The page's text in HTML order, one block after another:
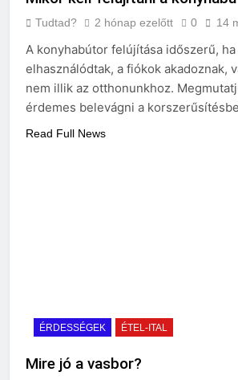
Tudtad? 2 hónap ezelőtt 0 14
A konyhabútor felújítása időszerű,
elhasználódtak, a fiókok akadoznak,
nem illik az otthonunkhoz.
érdemes belevágni a
Read Full News
ÉRDESSÉGEK ÉTEL-ITAL
Mire jó a vasbor?